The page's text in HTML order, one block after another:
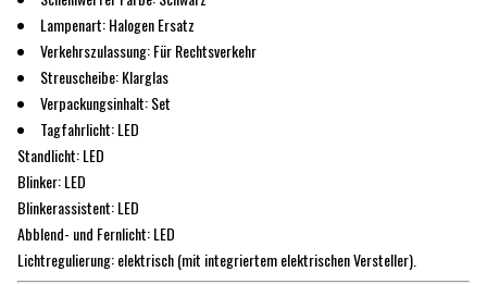
Lampenart: Halogen Ersatz
Verkehrszulassung: Für Rechtsverkehr
Streuscheibe: Klarglas
Verpackungsinhalt: Set
Tagfahrlicht: LED
Standlicht: LED
Blinker: LED
Blinkerassistent: LED
Abblend- und Fernlicht: LED
Lichtregulierung: elektrisch (mit integriertem elektrischen Versteller).